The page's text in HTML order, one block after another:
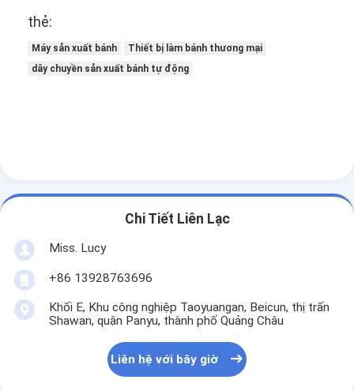
Máy cắt bánh mì thương mại
Thợ làm bánh
Lò vi sóng
Thiết bị bánh nhỏ
Tủ đông bàn làm việc
thẻ:
Máy sản xuất bánh
Thiết bị làm bánh thương mại
dây chuyền sản xuất bánh tự động
Chi Tiết Liên Lạc
Miss. Lucy
+86 13928763696
Khối E, Khu công nghiệp Taoyuangan, Beicun, thị trấn
Shawan, quận Panyu, thành phố Quảng Châu
Liên hệ với bây giờ